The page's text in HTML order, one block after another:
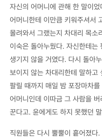
자신의 어머니에 관해 한 말이
어머니한테 이만큼 키워주셔서
몰려와서 그랬는지 차대리 목소
이숙은 돌아누웠다. 자신한테
생기지 않을 거였다. 다시 돌아
보이지 않는 차대리한테 말하고
팔릴 때까지 매일 밤 포장마차
어머니인데 이따금 그 사람을
꾼다고. 윤에게도 하지 못했던
직원들은 다시 뿔뿔이 흩어졌